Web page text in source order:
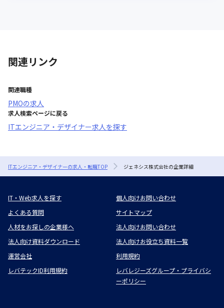
関連リンク
関連職種
PMOの求人
求人検索ページに戻る
ITエンジニア・デザイナー求人を探す
ITエンジニア・デザイナーの求人・転職TOP ジェネシス株式会社の企業詳細
IT・Web求人を探す
個人向けお問い合わせ
よくある質問
サイトマップ
人材をお探しの企業様へ
法人向けお問い合わせ
法人向け資料ダウンロード
法人向けお役立ち資料一覧
運営会社
利用規約
レバテックID利用規約
レバレジーズグループ・プライバシ
ーポリシー